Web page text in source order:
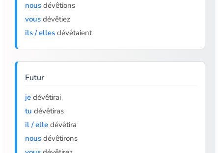
nous dévêtions
vous dévêtiez
ils / elles dévêtaient
Futur
je dévêtirai
tu dévêtiras
il / elle dévêtira
nous dévêtirons